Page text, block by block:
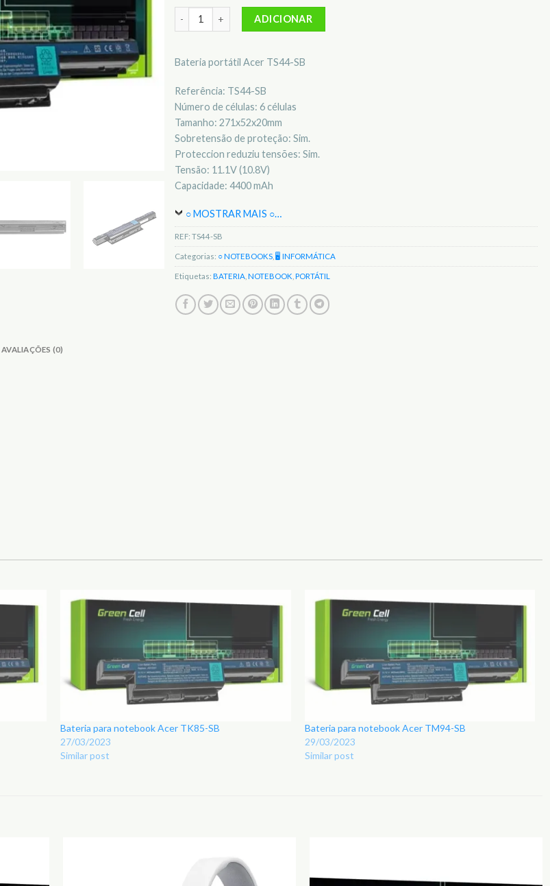
Quantidade de Bateria para notebook Acer TS44-SB
ADICIONAR
Bateria portátil Acer TS44-SB
Referência: TS44-SB
Número de células: 6 células
Tamanho: 271x52x20mm
Sobretensão de proteção: Sim.
Proteccion reduziu tensões: Sim.
Tensão: 11.1V (10.8V)
Capacidade: 4400 mAh
○ MOSTRAR MAIS ○…
REF: TS44-SB
Categorias: ○ NOTEBOOKS 🖥️ INFORMÁTICA
Etiquetas: BATERIA NOTEBOOK PORTÁTIL
AVALIAÇÕES (0)
Bateria para notebook Acer TK85-SB
27/03/2023
Similar post
Bateria para notebook Acer TM94-SB
29/03/2023
Similar post